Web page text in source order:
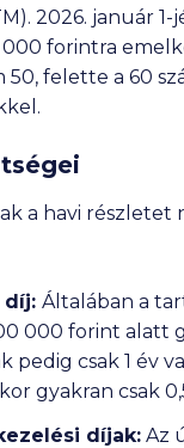
2026. január 1-
forintra
felette a 60
a havi részletet
díj: Általában a
000 forint alatt
pedig csak 1 év
gyakran csak
díjak: Az